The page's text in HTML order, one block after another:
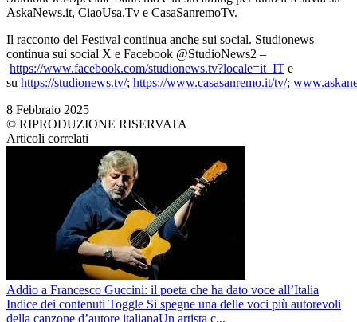
AskaNews.it, CiaoUsa.Tv e CasaSanremoTv.
Il racconto del Festival continua anche sui social. Studionews
continua sui social X e Facebook @StudioNews2 –
https://www.facebook.com/studionews.tv?locale=it_IT e
su https://studionews.tv/; https://www.casasanremo.it/tv/;
8 Febbraio 2025
© RIPRODUZIONE RISERVATA
Articoli correlati
Addio a Francesco Guccini: il poeta che ha dato voce all’Italia
Indice dei contenuti Toggle Si spegne una delle voci più autorevoli
della canzone d’autore italianaUn artista c...